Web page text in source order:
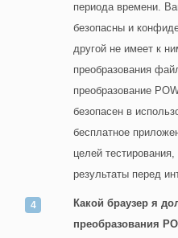
периода времени.
безопасны и
другой не имеет к
преобразования
преобразование
безопасен в
бесплатное
целей
результаты перед
Какой браузер я
преобразования